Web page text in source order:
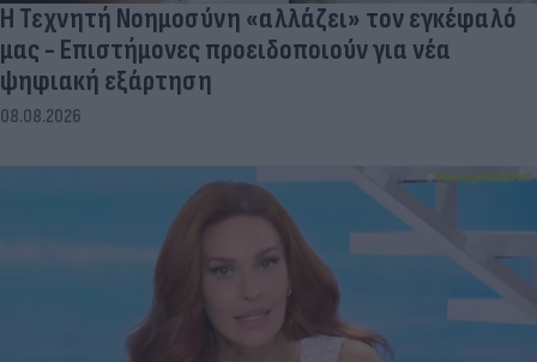
Η Τεχνητή Νοημοσύνη «αλλάζει» τον εγκέφαλό
μας - Eπιστήμονες προειδοποιούν για νέα
ψηφιακή εξάρτηση
08.08.2026